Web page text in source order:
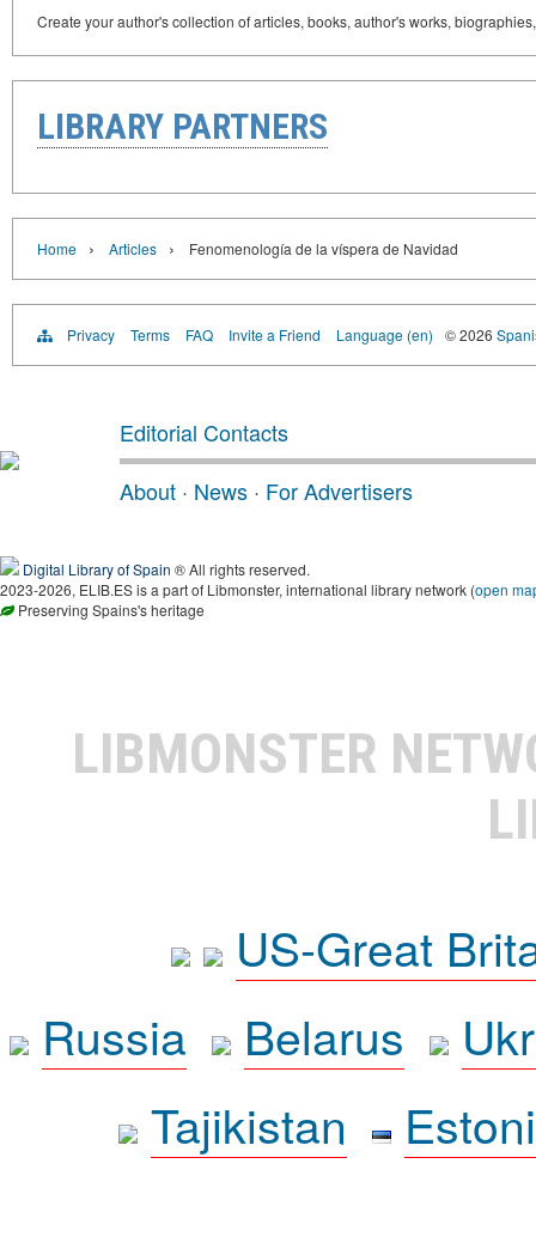
Create your author's collection of articles, books, author's works,
LIBRARY PARTNERS
Home › Articles › Fenomenología de la víspera de Navidad
Privacy Terms FAQ Invite a Friend Language (en) © 2026
Editorial Contacts
About · News · For Advertisers
Digital Library of Spain ® All rights reserved.
2023-2026, ELIB.ES is a part of Libmonster, international library network (open
Preserving Spains's heritage
LIBMONSTER
US-Great
Russia
Belarus
Tajikistan